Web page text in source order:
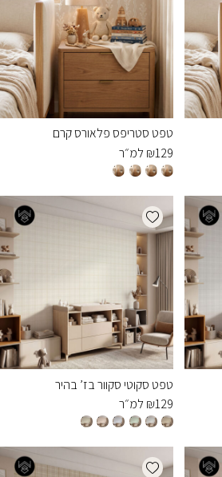
טפט סטריפס פלאורס קרם
₪129 למ״ר
Add wishlist
טפט סקוטי סקוור בז’ בהיר
₪129 למ״ר
Add wishlist